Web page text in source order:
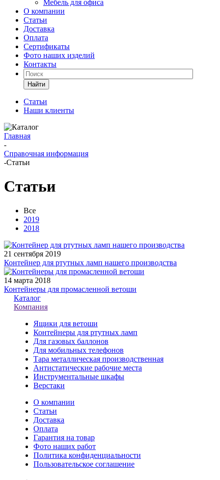
Мебель для офиса
О компании
Статьи
Доставка
Оплата
Сертификаты
Фото наших изделий
Контакты
Найти
Статьи
Наши клиенты
Главная
-
Справочная информация
-Статьи
Статьи
Все
2019
2018
21 сентября 2019
Контейнер для ртутных ламп нашего производства
14 марта 2018
Контейнеры для промасленной ветоши
Каталог
Компания
Ящики для ветоши
Контейнеры для ртутных ламп
Для газовых баллонов
Для мобильных телефонов
Тара металлическая производственная
Антистатические рабочие места
Инструментальные шкафы
Верстаки
О компании
Статьи
Доставка
Оплата
Гарантия на товар
Фото наших работ
Политика конфиденциальности
Пользовательское соглашение